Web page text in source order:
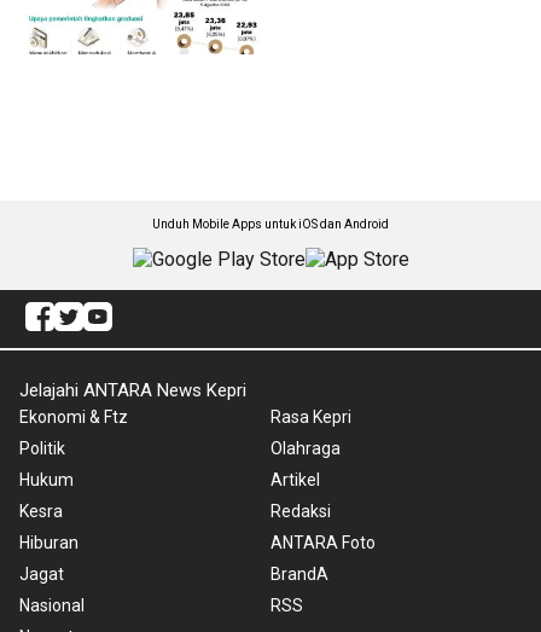
Unduh Mobile Apps untuk iOS dan Android
Jelajahi ANTARA News Kepri
Ekonomi & Ftz
Politik
Hukum
Kesra
Hiburan
Jagat
Nasional
Rasa Kepri
Olahraga
Artikel
Redaksi
ANTARA Foto
BrandA
RSS